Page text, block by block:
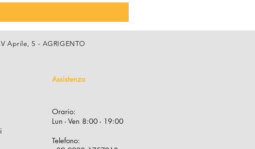
Aprile, 5 - AGRIGENTO
Assistenza
Orario:
Lun - Ven 8:00 - 19:00
Telefono: